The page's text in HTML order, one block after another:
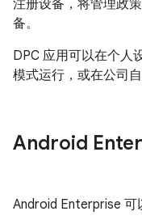
注册设备，将管理政
备。
DPC 应用可以在个人
模式运行，或在公司
Android
Android Enterprise 可